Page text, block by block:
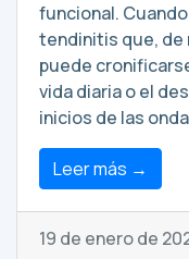
funcional.
tendinitis que, de
puede
vida diaria o el
inicios de las
Leer más →
19 de enero de